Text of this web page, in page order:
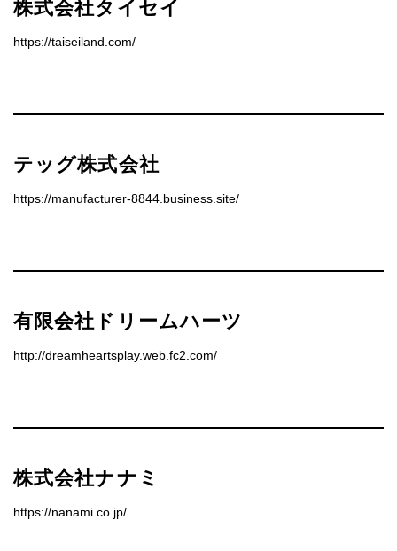
株式会社タイセイ
https://taiseiland.com/
テッグ株式会社
https://manufacturer-8844.business.site/
有限会社ドリームハーツ
http://dreamheartsplay.web.fc2.com/
株式会社ナナミ
https://nanami.co.jp/